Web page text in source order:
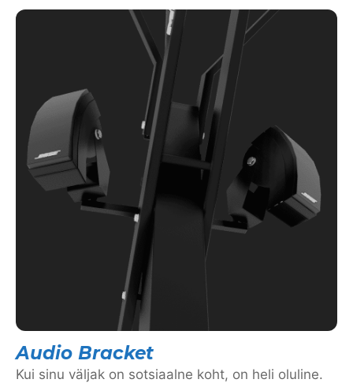
Audio Bracket
Kui sinu väljak on sotsiaalne koht, on heli oluline.